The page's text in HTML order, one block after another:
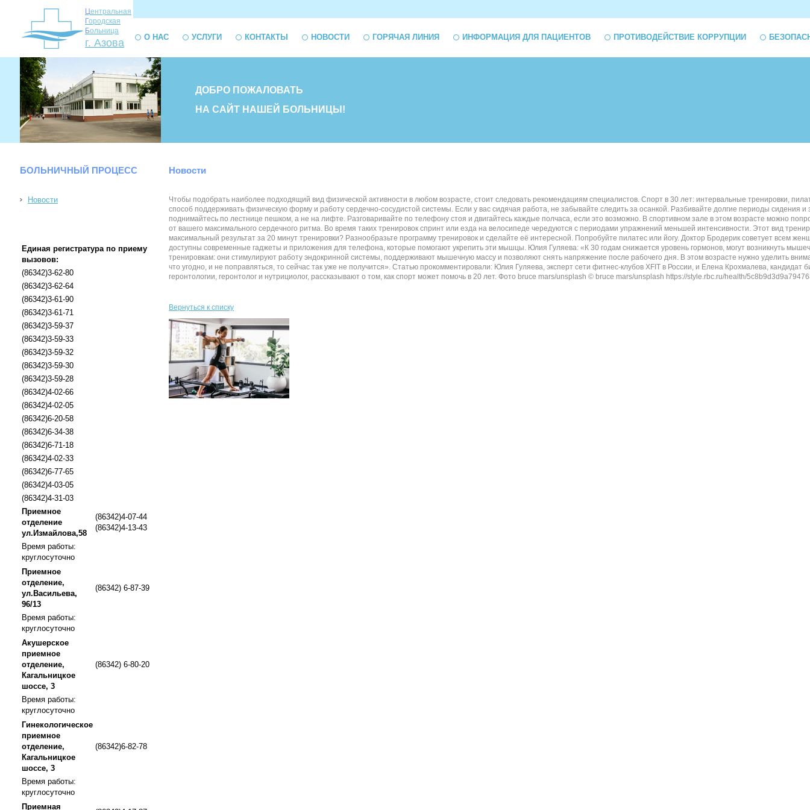
Центральная
Городская
Больница
г. Азова О НАС УСЛУГИ КОНТАКТЫ НОВОСТИ ГОРЯЧАЯ ЛИНИЯ ИНФОРМАЦИЯ ДЛЯ ПАЦИЕНТОВ ПРОТИВОДЕЙСТВИЕ КОРРУПЦИИ
ДОБРО ПОЖАЛОВАТЬ
НА САЙТ НАШЕЙ БОЛЬНИЦЫ!
БОЛЬНИЧНЫЙ ПРОЦЕСС
Новости
Единая регистратура по приему
вызовов:
(86342)3-62-80
(86342)3-62-64
(86342)3-61-90
(86342)3-61-71
(86342)3-59-37
(86342)3-59-33
(86342)3-59-32
(86342)3-59-30
(86342)3-59-28
(86342)4-02-66
(86342)4-02-05
(86342)6-20-58
(86342)6-34-38
(86342)6-71-18
(86342)4-02-33
(86342)6-77-65
(86342)4-03-05
(86342)4-31-03
Приемное
отделение
ул.Измайлова,58
(86342)4-07-44
(86342)4-13-43
Время работы:
круглосуточно
Приемное
отделение,
ул.Васильева,
96/13
(86342) 6-87-39
Время работы:
круглосуточно
Акушерское
приемное
отделение,
Кагальницкое
шоссе, 3
(86342) 6-80-20
Время работы:
круглосуточно
Гинекологическое
приемное
отделение,
Кагальницкое
шоссе, 3
(86342)6-82-78
Время работы:
круглосуточно
Приемная
Новости
Чтобы подобрать наиболее подходящий вид физической активности в любом возрасте, стоит следовать рекомендациям специалистов. Спорт в 30 лет: интервальные тренировки,
способ поддерживать физическую форму и работу сердечно-сосудистой системы. Если у вас сидячая работа, не забывайте следить за осанкой. Разбивайте долгие периоды сидения
поднимайтесь по лестнице пешком, а не на лифте. Разговаривайте по телефону стоя и двигайтесь каждые полчаса, если это возможно. В спортивном зале в этом возрасте можно
от вашего максимального сердечного ритма. Во время таких тренировок спринт или езда на велосипеде чередуются с периодами упражнений меньшей интенсивности. Этот вид
максимальный результат за 20 минут тренировки? Разнообразьте программу тренировок и сделайте её интересной. Попробуйте пилатес или йогу. Доктор Бродерик советует всем
доступны современные гаджеты и приложения для телефона, которые помогают укрепить эти мышцы. Юлия Гуляева: «К 30 годам снижается уровень гормонов, могут возникнуть
тренировкам: они стимулируют работу эндокринной системы, поддерживают мышечную массу и позволяют снять напряжение после рабочего дня. В этом возрасте нужно уделить
что угодно, и не поправляться, то сейчас так уже не получится». Статью прокомментировали: Юлия Гуляева, эксперт сети фитнес-клубов XFIT в России, и Елена Крохмалева, кандидат
геронтологии, геронтолог и нутрициолог, рассказывают о том, как спорт может помочь в 20 лет. Фото bruce mars/unsplash © bruce mars/unsplash https://style.rbc.ru/health/
Вернуться к списку